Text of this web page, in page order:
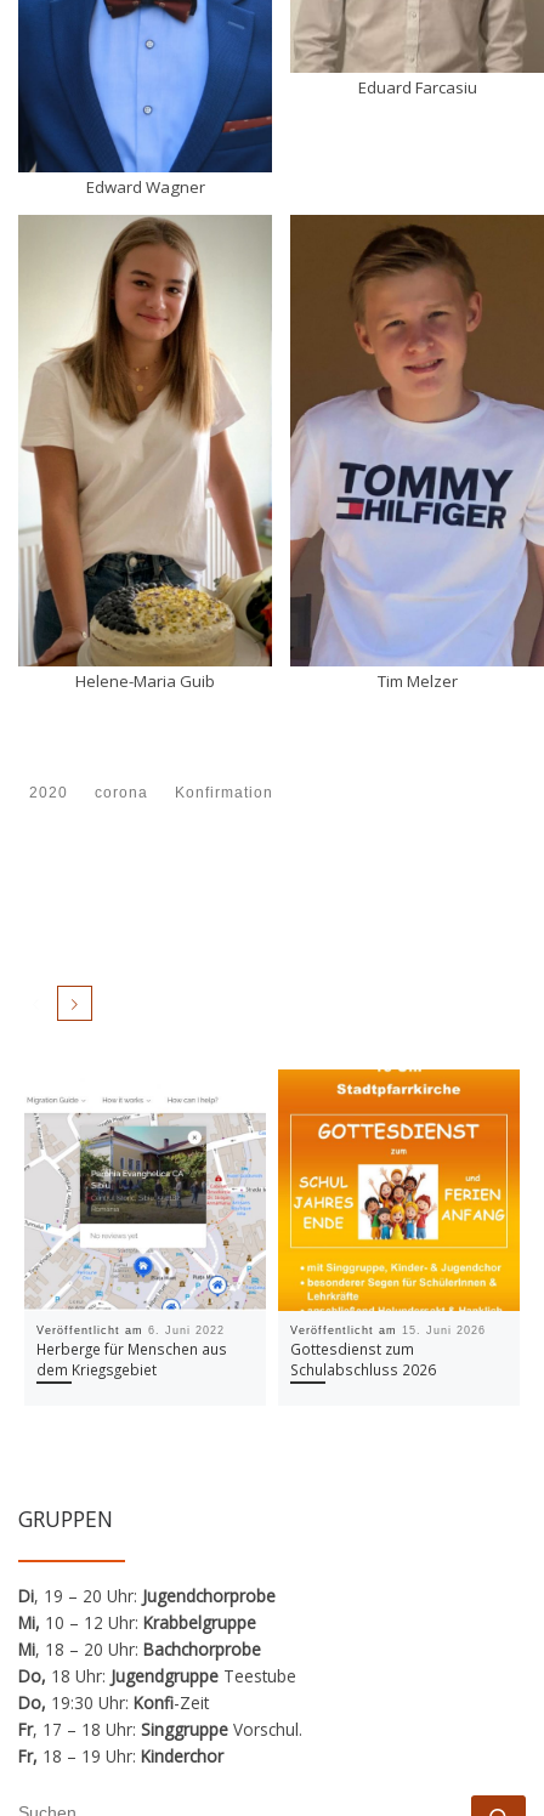
Edward Wagner
Eduard Farcasiu
Helene-Maria Guib Tim Melzer
2020 corona Konfirmation
Veröffentlicht am6. Juni 2022
Herberge für Menschen aus
dem Kriegsgebiet
Veröffentlicht am 15. Juni 2026
Gottesdienst zum
Schulabschluss 2026
GRUPPEN
Di, 19 – 20 Uhr: Jugendchorprobe
Mi, 10 – 12 Uhr: Krabbelgruppe
Mi, 18 – 20 Uhr: Bachchorprobe
Do, 18 Uhr: Jugendgruppe Teestube
Do, 19:30 Uhr: Konfi-Zeit
Fr, 17 – 18 Uhr: Singgruppe Vorschul.
Fr, 18 – 19 Uhr: Kinderchor
SUCHE